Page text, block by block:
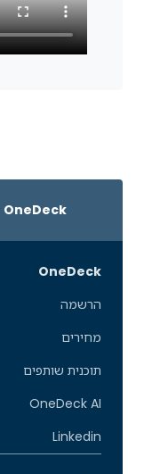
OneDeck
OneDeck
הרשמה
מחירים
תוכנית שותפים
OneDeck AI
Linkedin